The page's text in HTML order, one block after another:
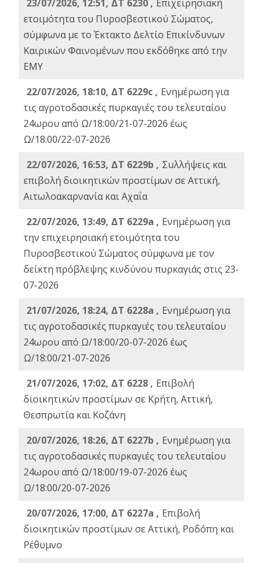
23/07/2026, 12:51, ΔΤ 6230 , Επιχειρησιακή
ετοιμότητα του Πυροσβεστικού Σώματος,
σύμφωνα με το Έκτακτο Δελτίο Επικίνδυνων
Καιρικών Φαινομένων που εκδόθηκε από την
ΕΜΥ
22/07/2026, 18:10, ΔΤ 6229c , Ενημέρωση για
τις αγροτοδασικές πυρκαγιές του τελευταίου
24ωρου από Ω/18:00/21-07-2026 έως
Ω/18:00/22-07-2026
22/07/2026, 16:53, ΔΤ 6229b , Σuλλήψεις και
επιβολή διοικητικών προστίμων σε Αττική,
Αιτωλοακαρνανία και Αχαΐα
22/07/2026, 13:49, ΔΤ 6229a , Ενημέρωση για
την επιχειρησιακή ετοιμότητα του
Πυροσβεστικού Σώματος σύμφωνα με τον
δείκτη πρόβλεψης κινδύνου πυρκαγιάς στις 23-
07-2026
21/07/2026, 18:24, ΔΤ 6228a , Ενημέρωση για
τις αγροτοδασικές πυρκαγιές του τελευταίου
24ωρου από Ω/18:00/20-07-2026 έως
Ω/18:00/21-07-2026
21/07/2026, 17:02, ΔΤ 6228 , Επιβολή
διοικητικών προστίμων σε Κρήτη, Αττική,
Θεσπρωτία και Κοζάνη
20/07/2026, 18:26, ΔΤ 6227b , Ενημέρωση για
τις αγροτοδασικές πυρκαγιές του τελευταίου
24ωρου από Ω/18:00/19-07-2026 έως
Ω/18:00/20-07-2026
20/07/2026, 17:00, ΔΤ 6227a , Επιβολή
διοικητικών προστίμων σε Αττική, Ροδόπη και
Ρέθυμνο